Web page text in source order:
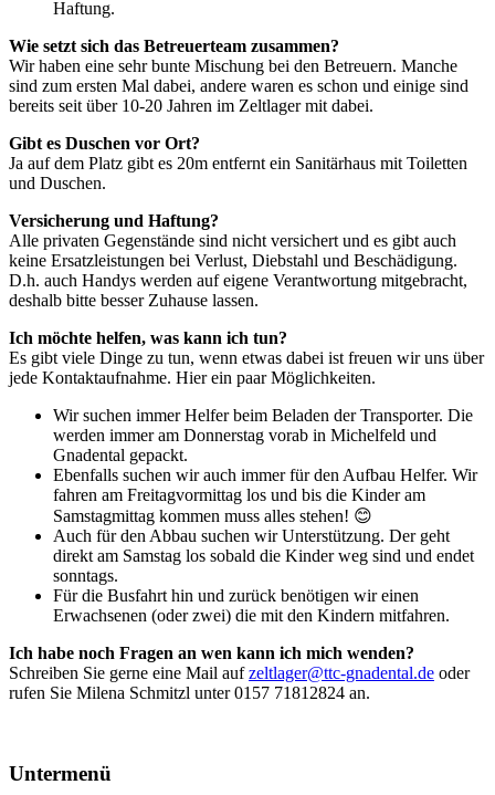
Haftung.
Wie setzt sich das Betreuerteam zusammen?
Wir haben eine sehr bunte Mischung bei den Betreuern. Manche
sind zum ersten Mal dabei, andere waren es schon und einige sind
bereits seit über 10-20 Jahren im Zeltlager mit dabei.
Gibt es Duschen vor Ort?
Ja auf dem Platz gibt es 20m entfernt ein Sanitärhaus mit Toiletten
und Duschen.
Versicherung und Haftung?
Alle privaten Gegenstände sind nicht versichert und es gibt auch
keine Ersatzleistungen bei Verlust, Diebstahl und Beschädigung.
D.h. auch Handys werden auf eigene Verantwortung mitgebracht,
deshalb bitte besser Zuhause lassen.
Ich möchte helfen, was kann ich tun?
Es gibt viele Dinge zu tun, wenn etwas dabei ist freuen wir uns über
jede Kontaktaufnahme. Hier ein paar Möglichkeiten.
Wir suchen immer Helfer beim Beladen der Transporter. Die
werden immer am Donnerstag vorab in Michelfeld und
Gnadental gepackt.
Ebenfalls suchen wir auch immer für den Aufbau Helfer. Wir
fahren am Freitagvormittag los und bis die Kinder am
Samstagmittag kommen muss alles stehen! 😊
Auch für den Abbau suchen wir Unterstützung. Der geht
direkt am Samstag los sobald die Kinder weg sind und endet
sonntags.
Für die Busfahrt hin und zurück benötigen wir einen
Erwachsenen (oder zwei) die mit den Kindern mitfahren.
Ich habe noch Fragen an wen kann ich mich wenden?
Schreiben Sie gerne eine Mail aufzeltlager@ttc-gnadental.de oder
rufen Sie Milena Schmitzl unter 0157 71812824 an.
Untermenü